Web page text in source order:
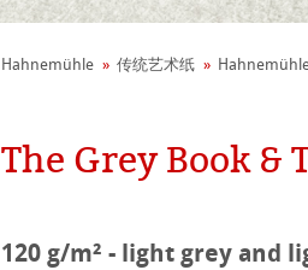
可持续发展和企业社会责任
环境宣言
社会项目——绿色公鸡 - Green
纸张&品质
哑光面艺术纸 纹理面
ICC文件
ICC文件下载
Hahnemühle 传统艺术纸
The Grey Book &
120 g/m² - light grey and